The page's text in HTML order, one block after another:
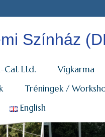
Színház
Cat Ltd. Vígkarma
Tréningek /
English